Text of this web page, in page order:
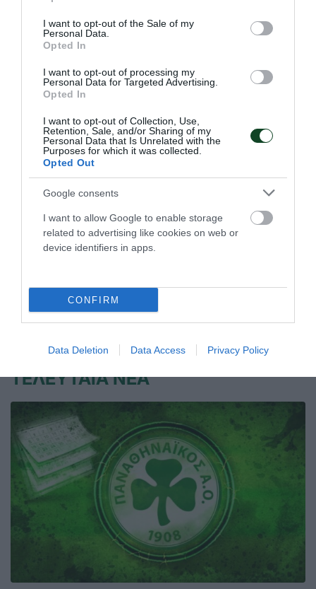
use your data for below specified purposes in below Google
consent section.
I want to opt-out of the Sale of my
Personal Data.
Opted In
I want to opt-out of processing my
Personal Data for Targeted Advertising.
Opted In
I want to opt-out of Collection, Use,
Retention, Sale, and/or Sharing of my
Personal Data that Is Unrelated with the
Purposes for which it was collected.
Opted Out
Google consents
I want to allow Google to enable storage
related to advertising like cookies on web or
device identifiers in apps.
CONFIRM
Data Deletion Data Access Privacy Policy
Νίκη κόντρα στην Ουγγαρία με
«πράσινη» συμβολή
Η Εθνική ομάδα Παίδων πόλο νίκησε την Ουγγαρία για το
Παγκόσμιο πρωτάθλημα με πέντε παίκτες του
06.08.2026 ΑΚΑΔΗΜΙΑ ΠΟΛΟ ΑΝΔΡΩΝ
ΤΕΛΕΥΤΑΙΑ ΝΕΑ